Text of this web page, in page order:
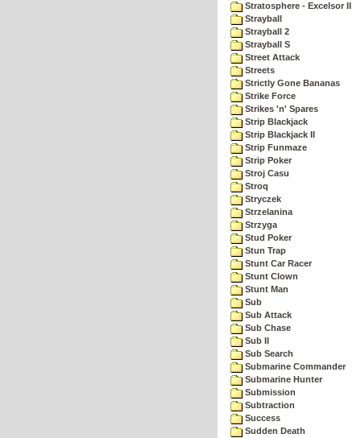
Stratosphere - Excelsor II
Strayball
Strayball 2
Strayball S
Street Attack
Streets
Strictly Gone Bananas
Strike Force
Strikes 'n' Spares
Strip Blackjack
Strip Blackjack II
Strip Funmaze
Strip Poker
Stroj Casu
Stroq
Stryczek
Strzelanina
Strzyga
Stud Poker
Stun Trap
Stunt Car Racer
Stunt Clown
Stunt Man
Sub
Sub Attack
Sub Chase
Sub II
Sub Search
Submarine Commander
Submarine Hunter
Submission
Subtraction
Success
Sudden Death